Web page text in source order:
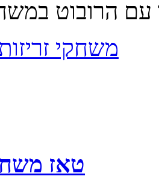
משחקי
טאז